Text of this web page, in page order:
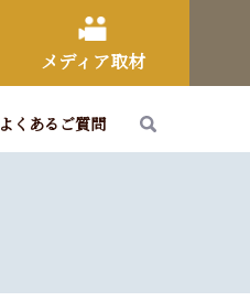
メディア取材
よくあるご質問